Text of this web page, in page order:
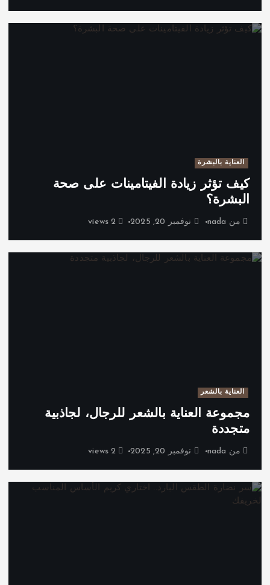
العناية بالبشرة
كيف تؤثر زيادة الفيتامينات على صحة
البشرة؟
من nada نوفمبر 20, 2025 2 views
العناية بالشعر
مجموعة العناية بالشعر للرجال، لجاذبية
متجددة
من nada نوفمبر 20, 2025 2 views